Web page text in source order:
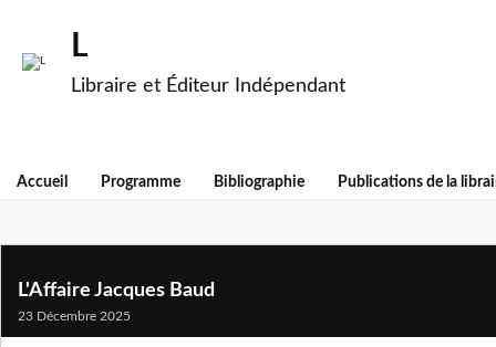
L
Libraire et Éditeur Indépendant
Accueil Programme Bibliographie Publications de la
L'Affaire Jacques Baud
23 Décembre 2025